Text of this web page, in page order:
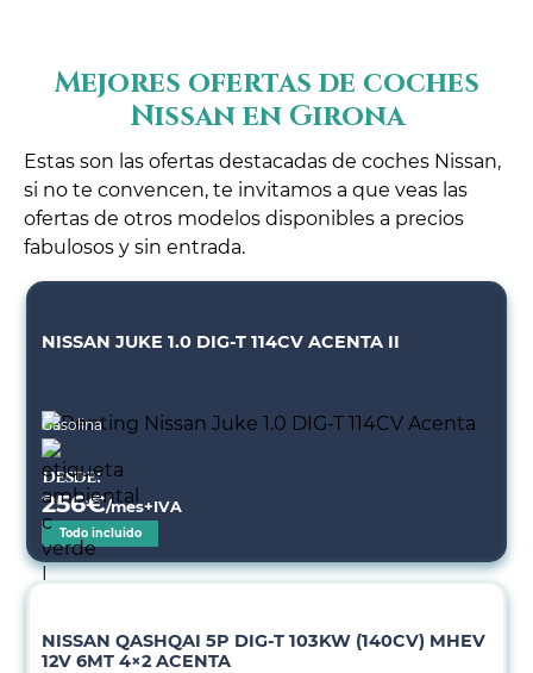
Mejores ofertas de coches
Nissan en Girona
Estas son las ofertas destacadas de coches Nissan,
si no te convencen, te invitamos a que veas las
ofertas de otros modelos disponibles a precios
fabulosos y sin entrada.
NISSAN JUKE 1.0 DIG-T 114CV ACENTA II
Gasolina
Desde:
256€/mes+IVA
Todo incluido
NISSAN QASHQAI 5P DIG-T 103KW (140CV) MHEV
12V 6MT 4×2 ACENTA